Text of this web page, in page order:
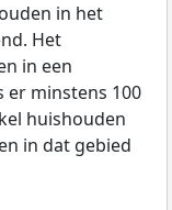
in het
Het
in een
er minstens 100
huishouden
in dat gebied